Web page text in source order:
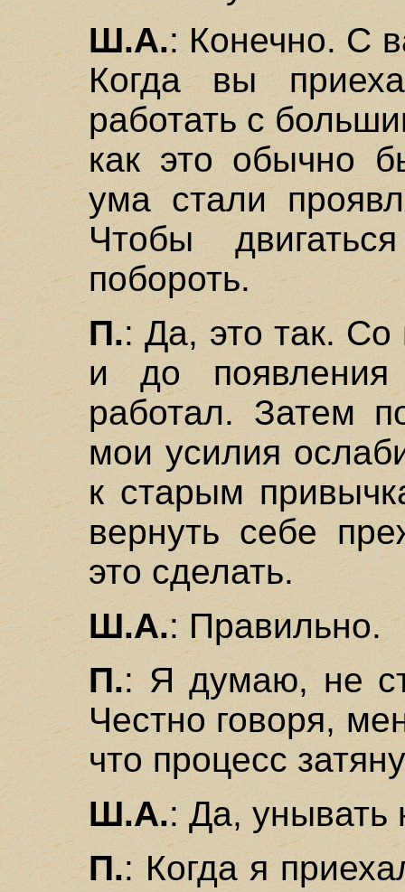
Ш.А.: Конечно. С
Когда вы
работать с
как это обычно
ума стали
Чтобы
побороть.
П.: Да, это так.
и до
работал. Затем
мои усилия
к старым
вернуть себе
это сделать.
Ш.А.: Правильно.
П.: Я думаю, не
Честно говоря,
что процесс
Ш.А.: Да, унывать
П.: Когда я